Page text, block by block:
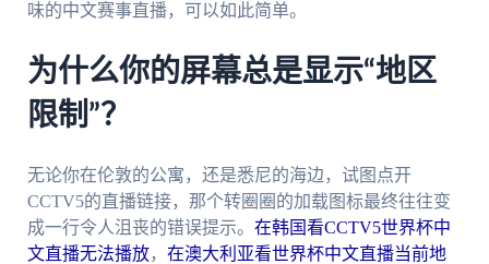
味的中文赛事直播，可以如此简单。
为什么你的屏幕总是显示“地区
限制”？
无论你在伦敦的公寓，还是悉尼的海边，试图点开
CCTV5的直播链接，那个转圈圈的加载图标最终往往变
成一行令人沮丧的错误提示。 在韩国看CCTV5世界杯中
文直播无法播放， 在澳大利亚看世界杯中文直播当前地